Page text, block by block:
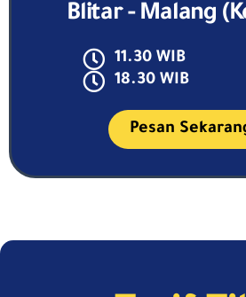
Blitar - Malang
11.30 WIB
18.30 WIB
Pesan